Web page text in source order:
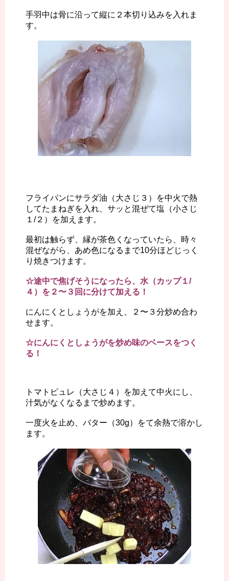
手羽中は骨に沿って縦に２本切り込みを入れま
す。
フライパンにサラダ油（大さじ３）を中火で熱
してたまねぎを入れ、サッと混ぜて塩（小さじ
１/２）を加えます。
最初は触らず、縁が茶色くなっていたら、時々
混ぜながら、あめ色になるまで10分ほどじっく
り焼きつけます。
☆途中で焦げそうになったら、水（カップ１/
４）を２〜３回に分けて加える！
にんにくとしょうがを加え、２〜３分炒め合わ
せます。
☆にんにくとしょうがを炒め味のベースをつく
る！
トマトピュレ（大さじ４）を加えて中火にし、
汁気がなくなるまで炒めます。
一度火を止め、バター（30g）をて余熱で溶かし
ます。